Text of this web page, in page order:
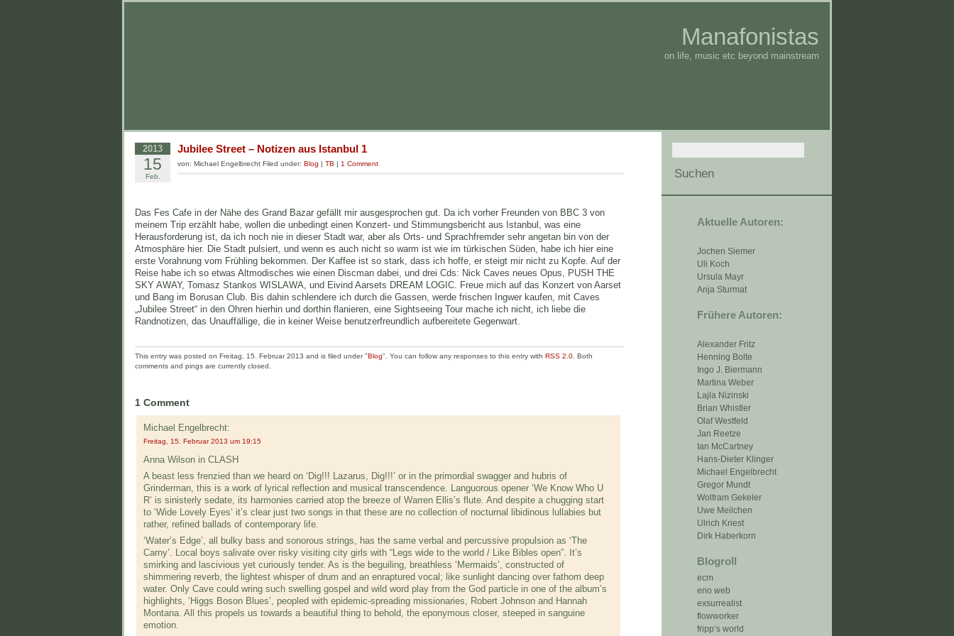
Manafonistas
on life, music etc beyond mainstream
Aktuelle Autoren:
Jochen Siemer
Uli Koch
Ursula Mayr
Anja Sturmat
Frühere Autoren:
Alexander Fritz
Henning Bolte
Ingo J. Biermann
Martina Weber
Lajla Nizinski
Brian Whistler
Olaf Westfeld
Jan Reetze
Ian McCartney
Hans-Dieter Klinger
Michael Engelbrecht
Gregor Mundt
Wolfram Gekeler
Uwe Meilchen
Ulrich Kriest
Dirk Haberkorn
Blogroll
ecm
eno web
exsurrealist
flowworker
fripp‘s world
2013
15
Feb.
Jubilee Street – Notizen aus Istanbul 1
von: Michael Engelbrecht Filed under: Blog | TB | 1 Comment
Das Fes Cafe in der Nähe des Grand Bazar gefällt mir ausgesprochen gut. Da ich vorher Freunden von BBC 3 von
meinem Trip erzählt habe, wollen die unbedingt einen Konzert- und Stimmungsbericht aus Istanbul, was eine
Herausforderung ist, da ich noch nie in dieser Stadt war, aber als Orts- und Sprachfremder sehr angetan bin von der
Atmosphäre hier. Die Stadt pulsiert, und wenn es auch nicht so warm ist wie im türkischen Süden, habe ich hier eine
erste Vorahnung vom Frühling bekommen. Der Kaffee ist so stark, dass ich hoffe, er steigt mir nicht zu Kopfe. Auf der
Reise habe ich so etwas Altmodisches wie einen Discman dabei, und drei Cds: Nick Caves neues Opus, PUSH THE
SKY AWAY, Tomasz Stankos WISLAWA, und Eivind Aarsets DREAM LOGIC. Freue mich auf das Konzert von Aarset
und Bang im Borusan Club. Bis dahin schlendere ich durch die Gassen, werde frischen Ingwer kaufen, mit Caves
„Jubilee Street“ in den Ohren hierhin und dorthin flanieren, eine Sightseeing Tour mache ich nicht, ich liebe die
Randnotizen, das Unauffällige, die in keiner Weise benutzerfreundlich aufbereitete Gegenwart.
This entry was posted on Freitag, 15. Februar 2013 and is filed under "Blog". You can follow any responses to this entry with RSS 2.0. Both
comments and pings are currently closed.
1 Comment
Michael Engelbrecht:
Freitag, 15. Februar 2013 um 19:15
Anna Wilson in CLASH
A beast less frenzied than we heard on ‘Dig!!! Lazarus, Dig!!!’ or in the primordial swagger and hubris of
Grinderman, this is a work of lyrical reflection and musical transcendence. Languorous opener ‘We Know Who U
R’ is sinisterly sedate, its harmonies carried atop the breeze of Warren Ellis’s flute. And despite a chugging start
to ‘Wide Lovely Eyes’ it’s clear just two songs in that these are no collection of nocturnal libidinous lullabies but
rather, refined ballads of contemporary life.
‘Water’s Edge’, all bulky bass and sonorous strings, has the same verbal and percussive propulsion as ‘The
Carny’. Local boys salivate over risky visiting city girls with “Legs wide to the world / Like Bibles open”. It’s
smirking and lascivious yet curiously tender. As is the beguiling, breathless ‘Mermaids’, constructed of
shimmering reverb, the lightest whisper of drum and an enraptured vocal; like sunlight dancing over fathom deep
water. Only Cave could wring such swelling gospel and wild word play from the God particle in one of the album’s
highlights, ‘Higgs Boson Blues’, peopled with epidemic-spreading missionaries, Robert Johnson and Hannah
Montana. All this propels us towards a beautiful thing to behold, the eponymous closer, steeped in sanguine
emotion.